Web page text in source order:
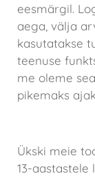
eesmärgil.
aega, välja
kasutatakse
teenuse
me oleme
pikemaks
Ükski meie
13-